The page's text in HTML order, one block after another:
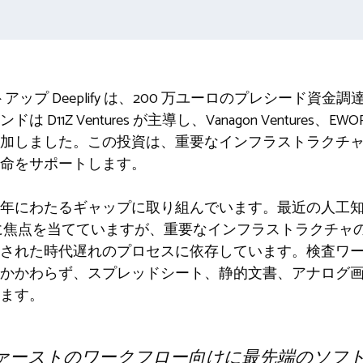
ップ Deeplify は、200 万ユーロのプレシード資金調
は D11Z Ventures が主導し、Vanagon Ventures、
しました。この投資は、重要なインフラストラクチ
をサポートします。
にわたるギャップに取り組んでいます。最近の人工
点を当てていますが、重要なインフラストラクチャ
れた時代遅れのプロセスに依存しています。検査ワ
かわらず、スプレッドシート、静的文書、アナログ
す。